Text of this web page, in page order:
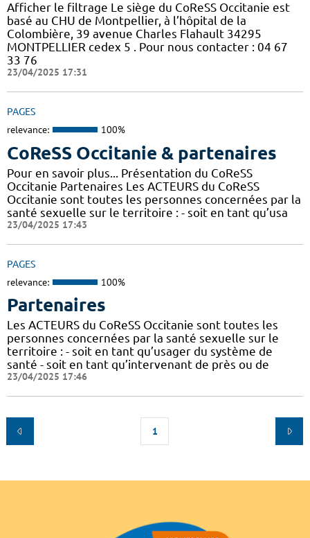
Afficher le filtrage Le siège du CoReSS Occitanie est
basé au CHU de Montpellier, à l’hôpital de la
Colombière, 39 avenue Charles Flahault 34295
MONTPELLIER cedex 5 . Pour nous contacter : 04 67
33 76
23/04/2025 17:31
PAGES
relevance: 100%
CoReSS Occitanie & partenaires
Pour en savoir plus... Présentation du CoReSS
Occitanie Partenaires Les ACTEURS du CoReSS
Occitanie sont toutes les personnes concernées par la
santé sexuelle sur le territoire : - soit en tant qu’usa
23/04/2025 17:43
PAGES
relevance: 100%
Partenaires
Les ACTEURS du CoReSS Occitanie sont toutes les
personnes concernées par la santé sexuelle sur le
territoire : - soit en tant qu’usager du système de
santé - soit en tant qu’intervenant de près ou de
23/04/2025 17:46
1